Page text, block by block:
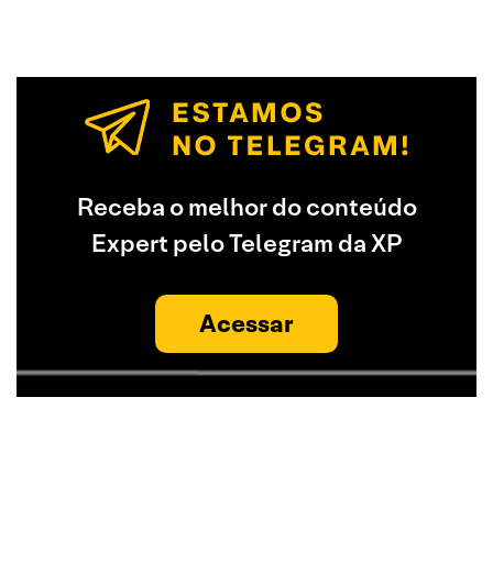
Receba o melhor do conteúdo
Expert pelo Telegram da XP
Acessar